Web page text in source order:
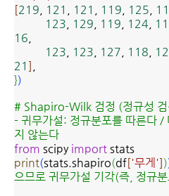
[219 121 121 119 125
123
129 119 124
16
123
123 127 118
21 ]
})
# Shapiro-Wilk 검정 (정규성
- 귀무가설: 정규분포를 따른다 /
지 않는다
from scipy import stats
print(stats.shapiro(df['무게'])
으므로 귀무가설 기각(즉, 정규